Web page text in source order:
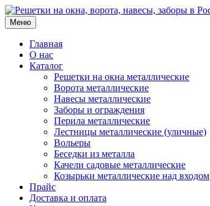
Меню
Главная
О нас
Каталог
Решетки на окна металлические
Ворота металлические
Навесы металлические
Заборы и ограждения
Перила металлические
Лестницы металлические (уличные)
Вольеры
Беседки из металла
Качели садовые металлические
Козырьки металлические над входом
Прайс
Доставка и оплата